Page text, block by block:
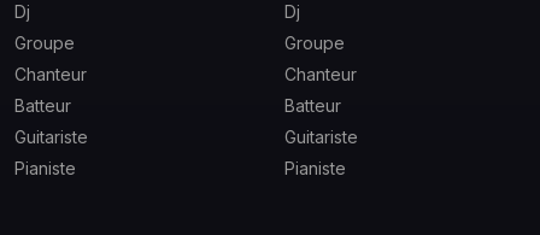
Dj
Groupe
Chanteur
Batteur
Guitariste
Pianiste
Dj
Groupe
Chanteur
Batteur
Guitariste
Pianiste